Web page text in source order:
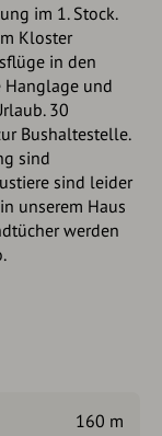
im 1. Stock.
Kloster
in den
Hanglage und
30
Bushaltestelle.
sind
sind leider
unserem Haus
werden
160 m